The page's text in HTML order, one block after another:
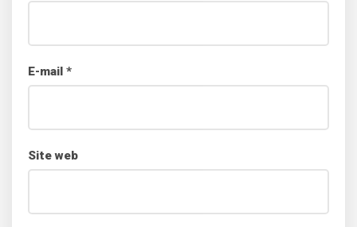
E-mail *
Site web